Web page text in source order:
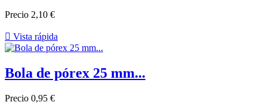
Precio 2,10 €
 Vista rápida
Bola de pórex 25 mm...
Precio 0,95 €